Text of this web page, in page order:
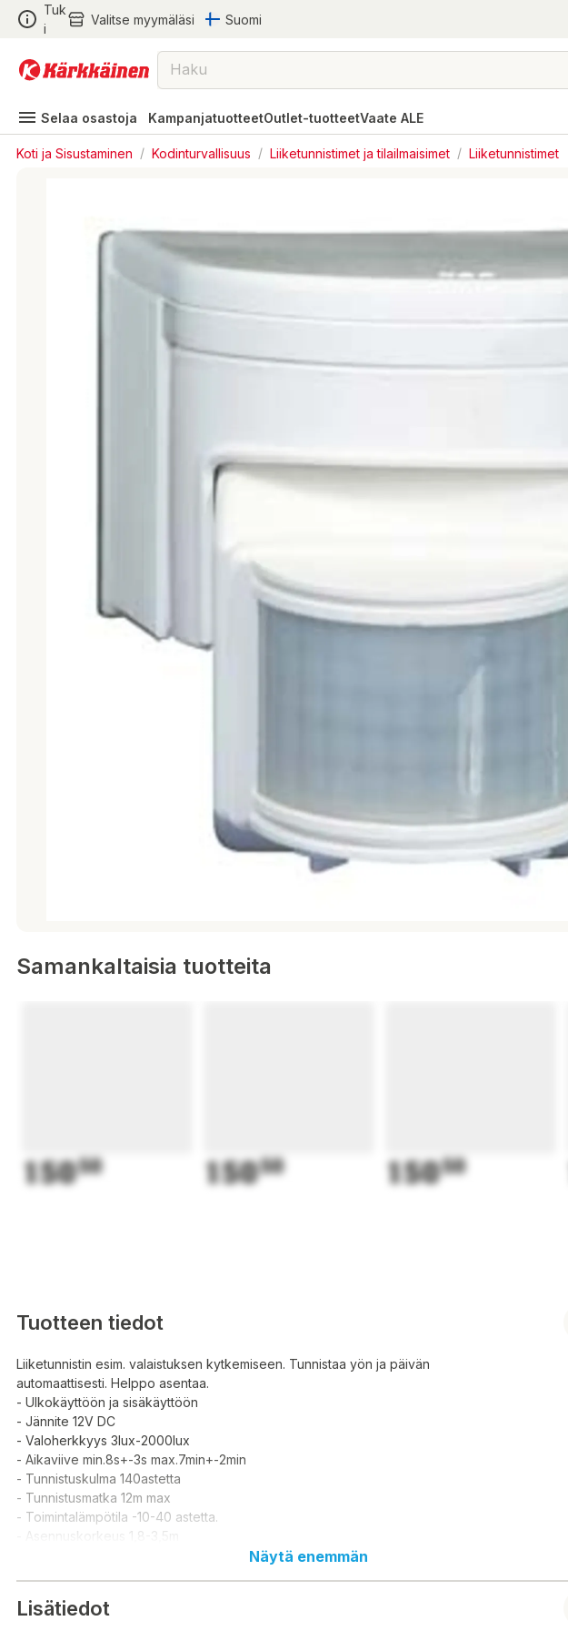
Tuk
i
Valitse myymäläsi Suomi
Selaa osastoja KampanjatuotteetOutlet-tuotteetVaate ALE
Koti ja Sisustaminen / Kodinturvallisuus / Liiketunnistimet ja tilailmaisimet / Liiketunnistimet
Samankaltaisia tuotteita
15050 15050 15050
Tuotteen tiedot
Liiketunnistin esim. valaistuksen kytkemiseen. Tunnistaa yön ja päivän
automaattisesti. Helppo asentaa.
- Ulkokäyttöön ja sisäkäyttöön
- Jännite 12V DC
- Valoherkkyys 3lux-2000lux
- Aikaviive min.8s+-3s max.7min+-2min
- Tunnistuskulma 140astetta
- Tunnistusmatka 12m max
- Toimintalämpötila -10-40 astetta.
- Asennuskorkeus 1,8-3,5m
Näytä enemmän
Lisätiedot